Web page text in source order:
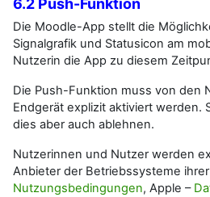
6.2 Push-Funktion
Die Moodle-App stellt die
Signalgrafik und Statusicon am
Nutzerin die App zu diesem
Die Push-Funktion muss von den
Endgerät explizit aktiviert werden.
dies aber auch ablehnen.
Nutzerinnen und Nutzer werden
Anbieter der Betriebssysteme
Nutzungsbedingungen, Apple –